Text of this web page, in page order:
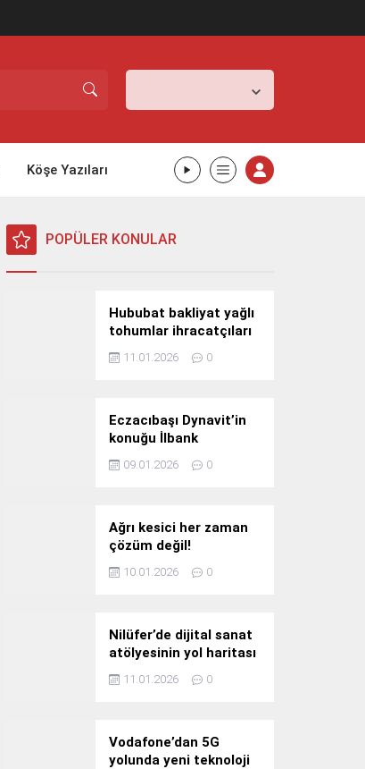
Köşe Yazıları
POPÜLER KONULAR
Hububat bakliyat yağlı
tohumlar ihracatçıları
Güney Kore yolcusu
11.01.2026 0
Eczacıbaşı Dynavit’in
konuğu İlbank
09.01.2026 0
Ağrı kesici her zaman
çözüm değil!
10.01.2026 0
Nilüfer’de dijital sanat
atölyesinin yol haritası
konuşuldu
11.01.2026 0
Vodafone’dan 5G
yolunda yeni teknoloji